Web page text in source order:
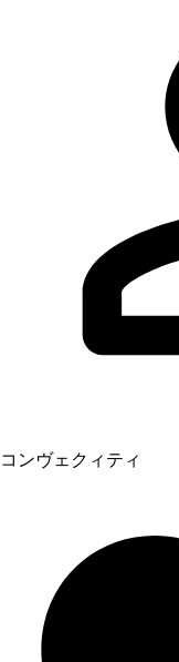
コンヴェクィティ